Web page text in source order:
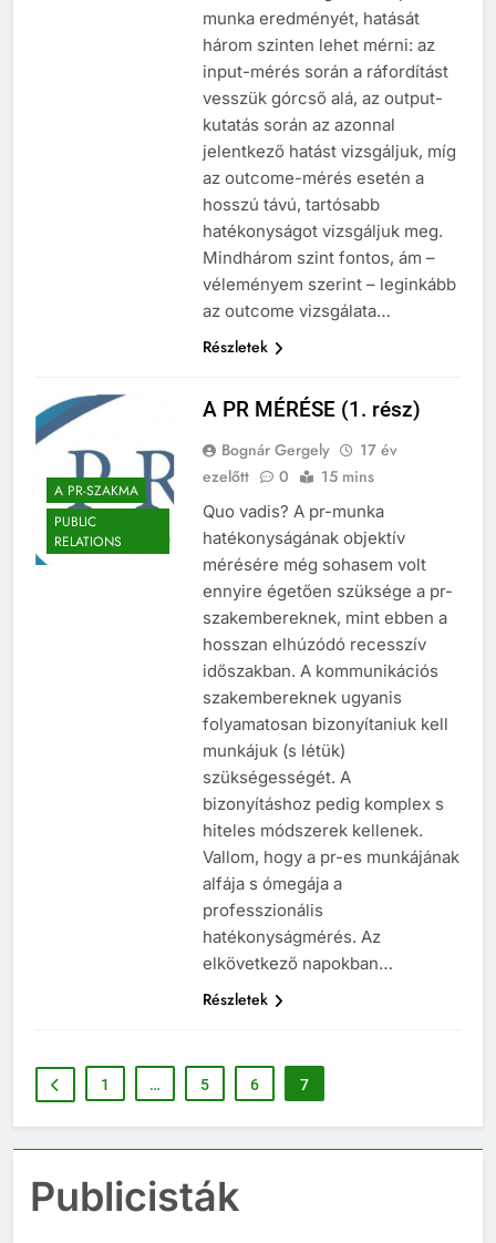
részében leszögeztük: a pr-
munka eredményét, hatását
három szinten lehet mérni: az
input-mérés során a ráfordítást
vesszük górcső alá, az output-
kutatás során az azonnal
jelentkező hatást vizsgáljuk, míg
az outcome-mérés esetén a
hosszú távú, tartósabb
hatékonyságot vizsgáljuk meg.
Mindhárom szint fontos, ám –
véleményem szerint – leginkább
A PR-SZAKMA
PUBLIC
A PR MÉRÉSE (1. rész)
Bognár Gergely
17 év
Quo vadis? A pr-munka
hatékonyságának objektív
mérésére még sohasem volt
ennyire égetően szüksége a pr-
szakembereknek, mint ebben a
hosszan elhúzódó recesszív
időszakban. A kommunikációs
szakembereknek ugyanis
folyamatosan bizonyítaniuk kell
munkájuk (s létük)
szükségességét. A
bizonyításhoz pedig komplex s
hiteles módszerek kellenek.
Vallom, hogy a pr-es munkájának
alfája s ómegája a
professzionális
hatékonyságmérés. Az
1 … 5 6 7
Publicisták